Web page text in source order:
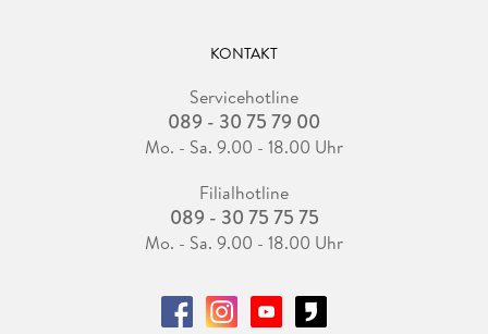
KONTAKT
Servicehotline
089 - 30 75 79 00
Mo. - Sa. 9.00 - 18.00 Uhr
Filialhotline
089 - 30 75 75 75
Mo. - Sa. 9.00 - 18.00 Uhr